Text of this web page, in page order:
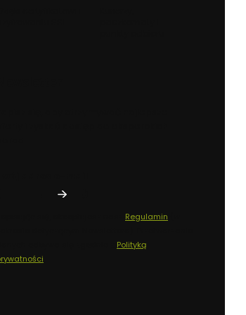
Regulamin
Polityką